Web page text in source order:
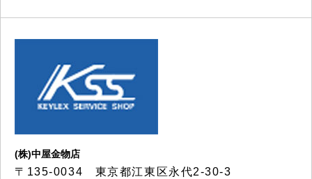
(株)中屋金物店
〒135-0034 東京都江東区永代2-30-3